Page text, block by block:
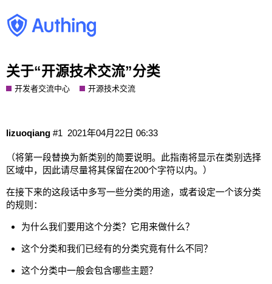
关于“开源技术交流”分类
开发者交流中心 开源技术交流
lizuoqiang 2021年04月22日 06:33
#1
（将第一段替换为新类别的简要说明。此指南将显示在类别选择
区域中，因此请尽量将其保留在200个字符以内。）
在接下来的这段话中多写一些分类的用途，或者设定一个该分类
的规则：
为什么我们要用这个分类？它用来做什么？
这个分类和我们已经有的分类究竟有什么不同？
这个分类中一般会包含哪些主题？